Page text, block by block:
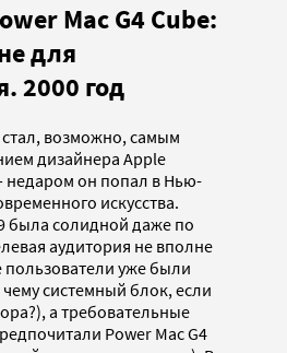
Mac G4 Cube:
для
2000 год
возможно, самым
дизайнера Apple
недаром он попал в Нью-
искусства.
была солидной даже по
аудитория не вполне
уже были
системный блок, если
а требовательные
Power Mac G4